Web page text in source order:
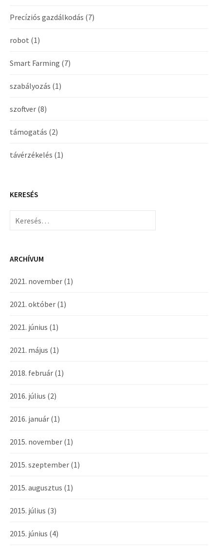
Precíziós gazdálkodás (7)
robot (1)
Smart Farming (7)
szabályozás (1)
szoftver (8)
támogatás (2)
távérzékelés (1)
KERESÉS
Keresés:
ARCHÍVUM
2021. november (1)
2021. október (1)
2021. június (1)
2021. május (1)
2018. február (1)
2016. július (2)
2016. január (1)
2015. november (1)
2015. szeptember (1)
2015. augusztus (1)
2015. július (3)
2015. június (4)